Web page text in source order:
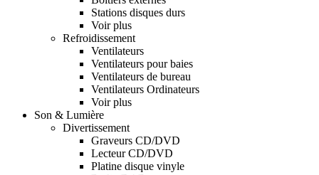
Stations disques durs
Voir plus
Refroidissement
Ventilateurs
Ventilateurs pour baies
Ventilateurs de bureau
Ventilateurs Ordinateurs
Voir plus
Son & Lumière
Divertissement
Graveurs CD/DVD
Lecteur CD/DVD
Platine disque vinyle